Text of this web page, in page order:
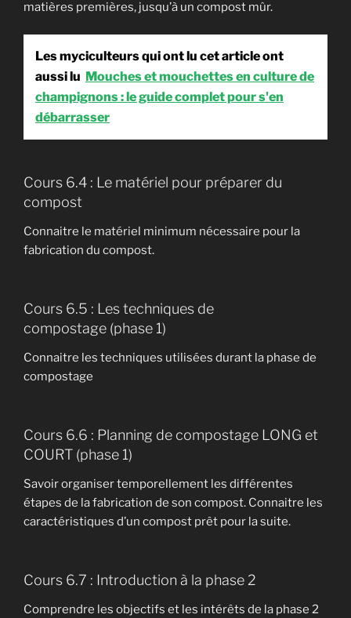
matières premières, jusqu’à un compost mûr.
Les myciculteurs qui ont lu cet article ont
aussi lu Mouches et mouchettes en culture de
champignons : le guide complet pour s'en
débarrasser
Cours 6.4 : Le matériel pour préparer du
compost
Connaitre le matériel minimum nécessaire pour la
fabrication du compost.
Cours 6.5 : Les techniques de
compostage (phase 1)
Connaitre les techniques utilisées durant la phase de
compostage
Cours 6.6 : Planning de compostage LONG et
COURT (phase 1)
Savoir organiser temporellement les différentes
étapes de la fabrication de son compost. Connaitre les
caractéristiques d’un compost prêt pour la suite.
Cours 6.7 : Introduction à la phase 2
Comprendre les objectifs et les intérêts de la phase 2